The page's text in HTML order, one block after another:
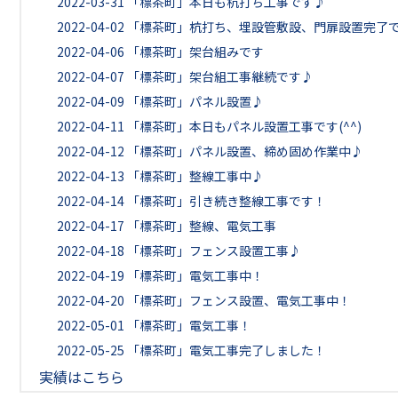
2022-04-02
「標茶町」杭打ち、埋設管敷設、門扉設置完了
2022-04-06
「標茶町」架台組みです
2022-04-07
「標茶町」架台組工事継続です♪
2022-04-09
「標茶町」パネル設置♪
2022-04-11
「標茶町」本日もパネル設置工事です(^^)
2022-04-12
「標茶町」パネル設置、締め固め作業中♪
2022-04-13
「標茶町」整線工事中♪
2022-04-14 「標茶町」引き続き整線工事です！
2022-04-17
「標茶町」整線、電気工事
2022-04-18
「標茶町」フェンス設置工事♪
2022-04-19
「標茶町」電気工事中！
2022-04-20
「標茶町」フェンス設置、電気工事中！
2022-05-01
「標茶町」電気工事！
2022-05-25
「標茶町」電気工事完了しました！
実績はこちら